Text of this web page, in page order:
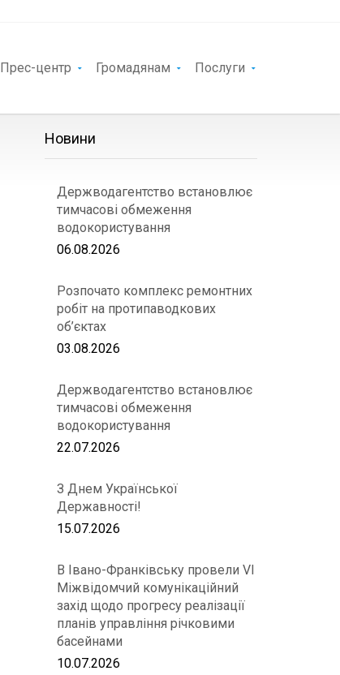
Прес-центр Громадянам Послуги
Новини
Держводагентство встановлює
тимчасові обмеження
водокористування
06.08.2026
Розпочато комплекс ремонтних
робіт на протипаводкових
об’єктах
03.08.2026
Держводагентство встановлює
тимчасові обмеження
водокористування
22.07.2026
З Днем Української
Державності!
15.07.2026
В Івано-Франківську провели VІ
Міжвідомчий комунікаційний
захід щодо прогресу реалізації
планів управління річковими
басейнами
10.07.2026